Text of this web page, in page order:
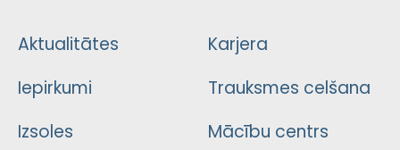
Aktualitātes
Iepirkumi
Izsoles
Karjera
Trauksmes celšana
Mācību centrs